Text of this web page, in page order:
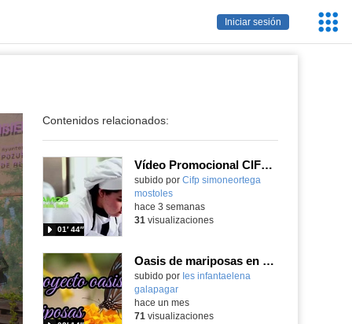
Iniciar sesión
Contenidos relacionados:
Vídeo Promocional CIFP Simone Ortega
Contenido educativo.
subido por Cifp simoneortega
mostoles
01′ 44″
-
hace 3 semanas
31 visualizaciones
Oasis de mariposas en el IES Infanta Elena
subido por Ies infantaelena
galapagar-
hace un mes
71 visualizaciones